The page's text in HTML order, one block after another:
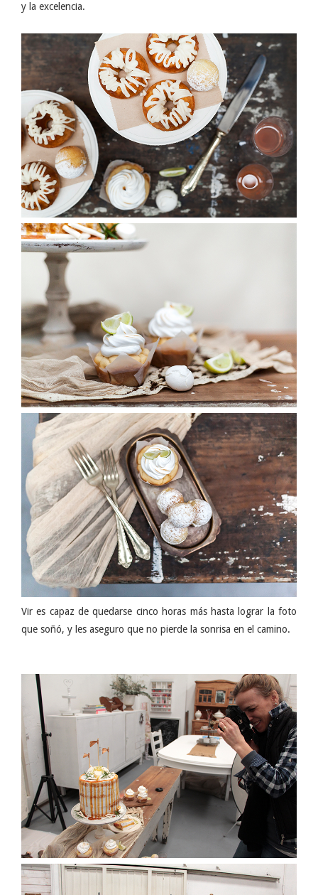
y la excelencia.
Vir es capaz de quedarse cinco horas más hasta lograr la foto
que soñó, y les aseguro que no pierde la sonrisa en el camino.